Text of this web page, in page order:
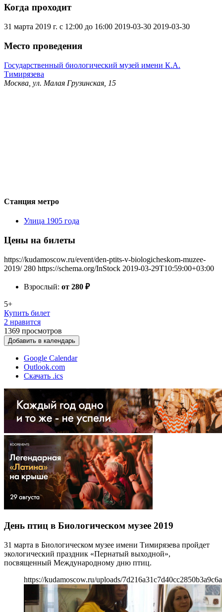
Когда проходит
31 марта 2019 г. с 12:00 до 16:00 2019-03-30 2019-03-30
Место проведения
Государственный биологический музей имени К.А.
Тимирязева
Москва, ул. Малая Грузинская, 15
Станция метро
Улица 1905 года
Цены на билеты
https://kudamoscow.ru/event/den-ptits-v-biologicheskom-muzee-
2019/ 280 https://schema.org/InStock 2019-03-29T10:59:00+03:00
Взрослый: от 280 ₽
5+
Купить билет
2 нравится
1369 просмотров
Добавить в календарь
Google Calendar
Outlook.com
Скачать .ics
День птиц в Биологическом музее 2019
31 марта в Биологическом музее имени Тимирязева пройдет
экологический праздник «Пернатый выходной»,
посвященный Международному дню птиц.
https://kudamoscow.ru/uploads/